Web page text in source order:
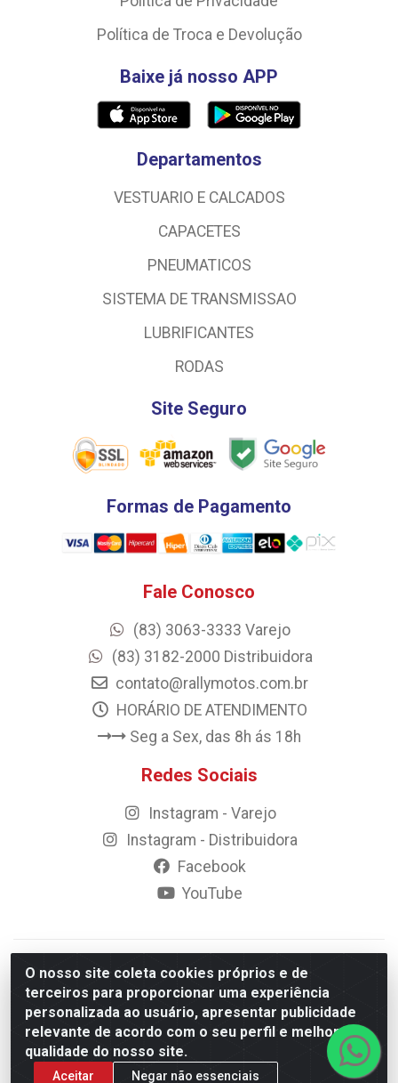
O nosso site coleta cookies próprios e de
terceiros para proporcionar uma experiência
personalizada ao usuário, apresentar publicidade
relevante de acordo com o seu perfil e melhorar a
qualidade do nosso site.
Aceitar Negar não essenciais
Política de Troca e Devolução
Baixe já nosso APP
Departamentos
VESTUARIO E CALCADOS
CAPACETES
PNEUMATICOS
SISTEMA DE TRANSMISSAO
LUBRIFICANTES
RODAS
Site Seguro
Formas de Pagamento
Fale Conosco
(83) 3063-3333 Varejo
(83) 3182-2000 Distribuidora
contato@rallymotos.com.br
HORÁRIO DE ATENDIMENTO
Seg a Sex, das 8h ás 18h
Redes Sociais
Instagram - Varejo
Instagram - Distribuidora
Facebook
YouTube
© 2023 Rally Motos - todos os direitos reservados.
Razão Social: Rally motos distribuidora, importadora e
transportadora de peças LTDA - CNPJ 09.262.859/0001-43 -
Rua Vigário Calixto 2900 - Catolé, Campina Grande/PB